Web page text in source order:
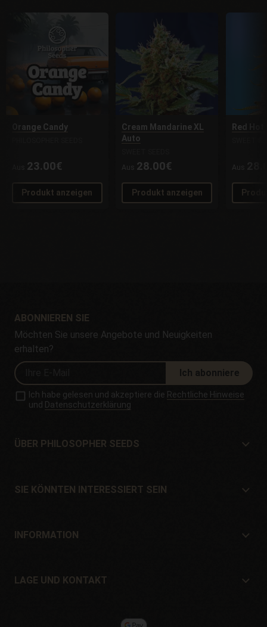
Orange Candy
23.00€
Produkt anzeigen
Cream Mandarine XL
Auto
Aus 28.00€
Produkt anzeigen
Red
Aus
ABONNIEREN SIE
Möchten Sie unsere Angebote und Neuigkeiten
erhalten?
Ich abonniere
Ich habe gelesen und akzeptiere die Rechtliche Hinweise
und Datenschutzerklärung
ÜBER PHILOSOPHER SEEDS
Lage und Kontakt
SIE KÖNNTEN INTERESSIERT SEIN
Angebote
INFORMATION
Garantien und Rücksendungen
LAGE UND KONTAKT